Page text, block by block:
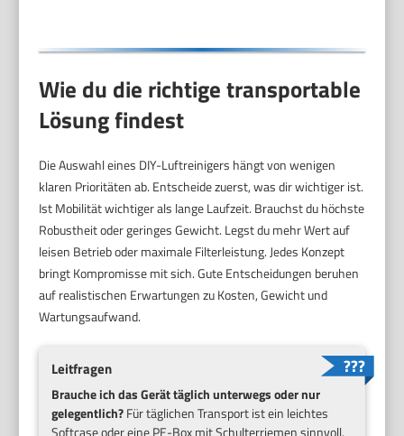
Wie du die richtige transportable
Lösung findest
Die Auswahl eines DIY-Luftreinigers hängt von wenigen
klaren Prioritäten ab. Entscheide zuerst, was dir wichtiger ist.
Ist Mobilität wichtiger als lange Laufzeit. Brauchst du höchste
Robustheit oder geringes Gewicht. Legst du mehr Wert auf
leisen Betrieb oder maximale Filterleistung. Jedes Konzept
bringt Kompromisse mit sich. Gute Entscheidungen beruhen
auf realistischen Erwartungen zu Kosten, Gewicht und
Wartungsaufwand.
Leitfragen
Brauche ich das Gerät täglich unterwegs oder nur
gelegentlich?Für täglichen Transport ist ein leichtes